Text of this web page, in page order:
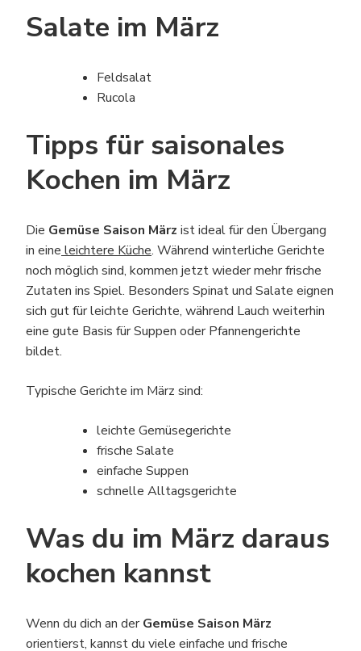
Salate im März
Feldsalat
Rucola
Tipps für saisonales
Kochen im März
Die Gemüse Saison März ist ideal für den Übergang
in eine leichtere Küche. Während winterliche Gerichte
noch möglich sind, kommen jetzt wieder mehr frische
Zutaten ins Spiel. Besonders Spinat und Salate eignen
sich gut für leichte Gerichte, während Lauch weiterhin
eine gute Basis für Suppen oder Pfannengerichte
bildet.
Typische Gerichte im März sind:
leichte Gemüsegerichte
frische Salate
einfache Suppen
schnelle Alltagsgerichte
Was du im März daraus
kochen kannst
Wenn du dich an derGemüse Saison März
orientierst, kannst du viele einfache und frische